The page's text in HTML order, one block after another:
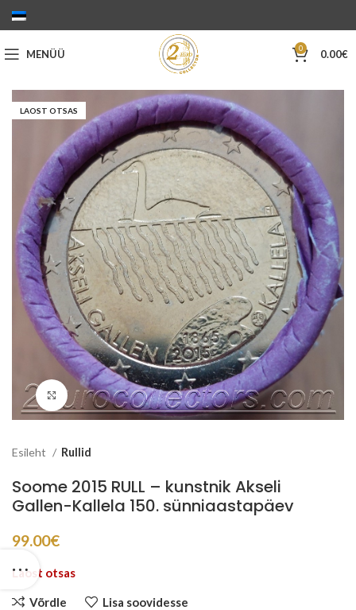
MENÜÜ 0 0.00€
LAOST OTSAS
Suurenda
Esileht Rullid
Soome 2015 RULL – kunstnik Akseli
Gallen-Kallela 150. sünniaastapäev
99.00€
Laost otsas
Võrdle Lisa soovidesse